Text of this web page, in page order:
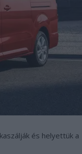
és helyettük a